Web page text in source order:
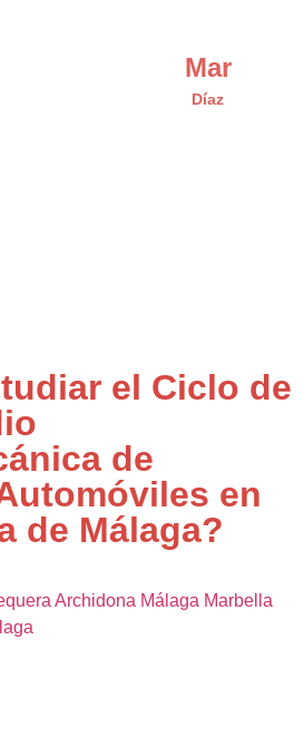
Mar
Díaz
el Ciclo de
de
en
de Málaga?
Archidona Málaga Marbella